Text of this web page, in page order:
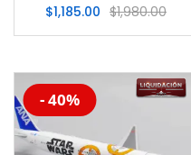
$1,980.00
$1,185.00
-20%
- 40%